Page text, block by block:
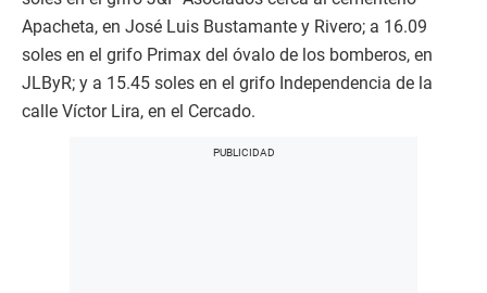
Apacheta, en José Luis Bustamante y Rivero; a 16.09
soles en el grifo Primax del óvalo de los bomberos, en
JLByR; y a 15.45 soles en el grifo Independencia de la
calle Víctor Lira, en el Cercado.